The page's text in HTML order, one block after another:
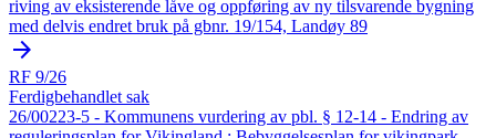
riving av eksisterende låve og oppføring av ny tilsvarende bygning
med delvis endret bruk på gbnr. 19/154, Landøy 89
arrow_forward
RF 9/26
Ferdigbehandlet sak
26/00223-5 - Kommunens vurdering av pbl. § 12-14 - Endring av